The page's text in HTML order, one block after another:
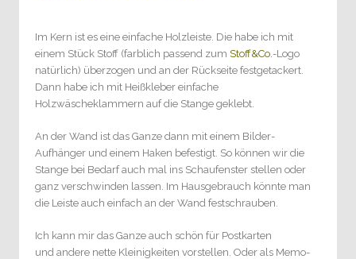
Im Kern ist es eine einfache Holzleiste. Die habe ich mit
einem Stück Stoff (farblich passend zum Stoff&Co.-Logo
natürlich) überzogen und an der Rückseite festgetackert.
Dann habe ich mit Heißkleber einfache
Holzwäscheklammern auf die Stange geklebt.
An der Wand ist das Ganze dann mit einem Bilder-
Aufhänger und einem Haken befestigt. So können wir die
Stange bei Bedarf auch mal ins Schaufenster stellen oder
ganz verschwinden lassen. Im Hausgebrauch könnte man
die Leiste auch einfach an der Wand festschrauben.
Ich kann mir das Ganze auch schön für Postkarten
und andere nette Kleinigkeiten vorstellen. Oder als Memo-